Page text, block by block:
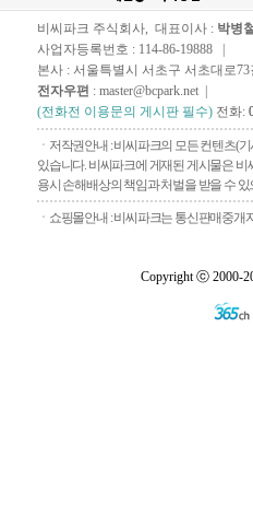
비씨파크 주식회사, 대표이사 : 박병
사업자등록번호 : 114-86-19888 |
본사 : 서울특별시 서초구 서초대로73
전자우편 : master@bcpark.net |
(전화전 이용문의 게시판 필수) 전화:
ㆍ저작권안내 : 비씨파크의 모든 컨텐츠(
있습니다. 비씨파크에 게재된 게시물은
용시 손해배상의 책임과 처벌을 받을 수
ㆍ쇼핑몰안내 : 비씨파크는 통신판매중개
Copyright ⓒ 2000-